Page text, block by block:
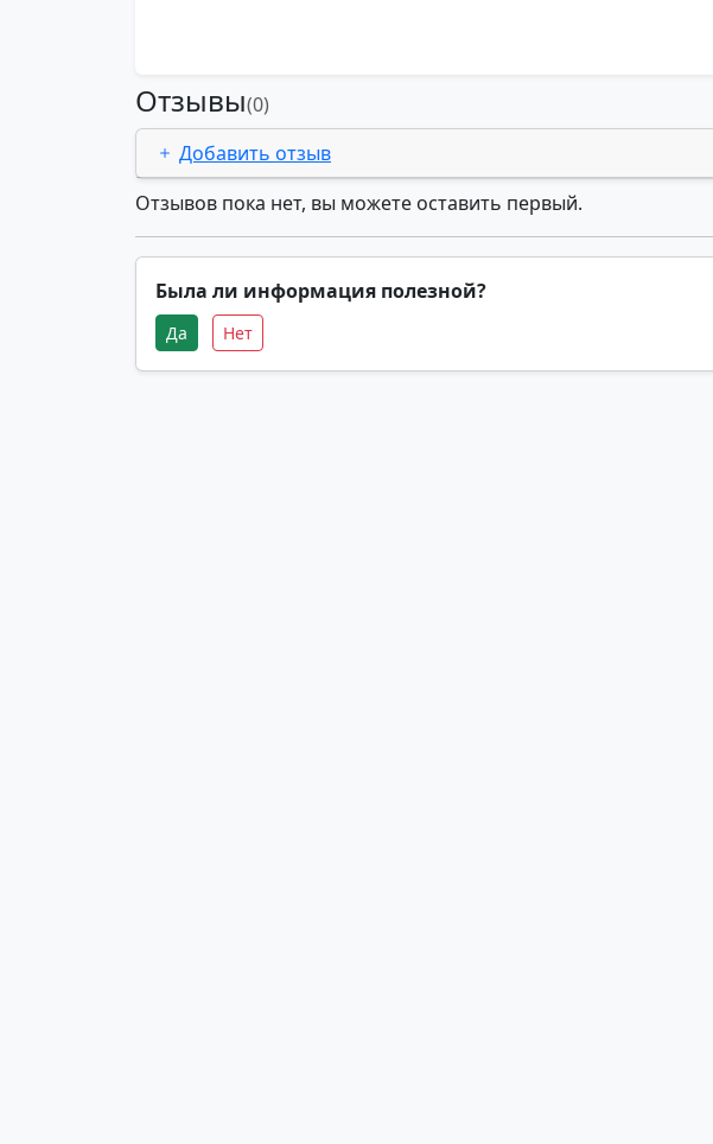
Отзывы(0)
Добавить отзыв
Отзывов пока нет, вы можете оставить первый.
Была ли информация полезной?
Да Нет